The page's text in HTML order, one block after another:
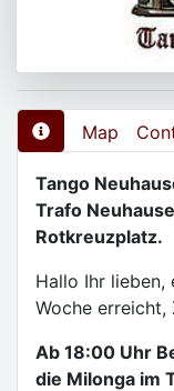
Map
Tango
Trafo
Rotkreuzplatz.
Hallo Ihr
Woche erreicht,
Ab 18:00 Uhr
die Milonga im